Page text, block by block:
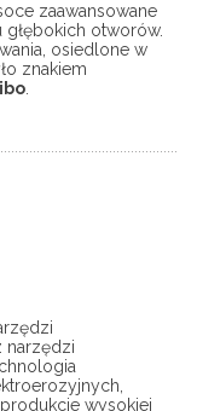
zaawansowane
otworów.
osiedlone w
znakiem
narzędzi
wysokiej